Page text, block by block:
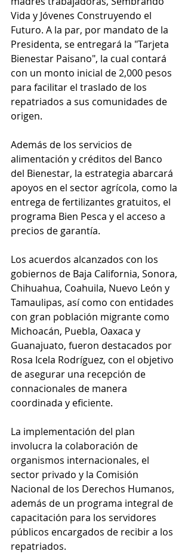
Vida y Jóvenes Construyendo el
Futuro. A la par, por mandato de la
Presidenta, se entregará la "Tarjeta
Bienestar Paisano", la cual contará
con un monto inicial de 2,000 pesos
para facilitar el traslado de los
repatriados a sus comunidades de
origen.
Además de los servicios de
alimentación y créditos del Banco
del Bienestar, la estrategia abarcará
apoyos en el sector agrícola, como la
entrega de fertilizantes gratuitos, el
programa Bien Pesca y el acceso a
precios de garantía.
Los acuerdos alcanzados con los
gobiernos de Baja California, Sonora,
Chihuahua, Coahuila, Nuevo León y
Tamaulipas, así como con entidades
con gran población migrante como
Michoacán, Puebla, Oaxaca y
Guanajuato, fueron destacados por
Rosa Icela Rodríguez, con el objetivo
de asegurar una recepción de
connacionales de manera
coordinada y eficiente.
La implementación del plan
involucra la colaboración de
organismos internacionales, el
sector privado y la Comisión
Nacional de los Derechos Humanos,
además de un programa integral de
capacitación para los servidores
públicos encargados de recibir a los
repatriados.